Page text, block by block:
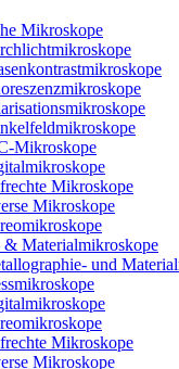
Mikroskope
Mikroskope
Mikroskope
Mikroskope
& Materialmikroskope
und
Mikroskope
Mikroskope